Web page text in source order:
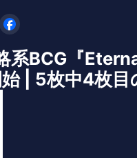
系BCG『
| 5枚中4枚目